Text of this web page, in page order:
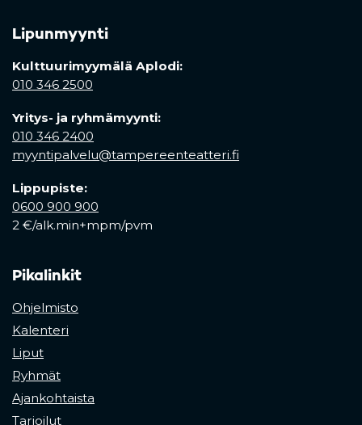
Lipunmyynti
Kulttuurimyymälä Aplodi:
010 346 2500
Yritys- ja ryhmämyynti:
010 346 2400
myyntipalvelu@tampereenteatteri.fi
Lippupiste:
0600 900 900
2 €/alk.min+mpm/pvm
Pikalinkit
Ohjelmisto
Kalenteri
Liput
Ryhmät
Ajankohtaista
Tarjoilut